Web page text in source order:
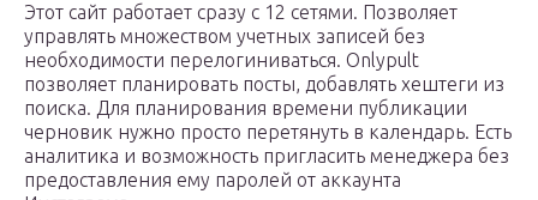
Этот сайт работает сразу с 12 сетями. Позволяет
управлять множеством учетных записей без
необходимости перелогиниваться. Onlypult
позволяет планировать посты, добавлять хештеги из
поиска. Для планирования времени публикации
черновик нужно просто перетянуть в календарь. Есть
аналитика и возможность пригласить менеджера без
предоставления ему паролей от аккаунта